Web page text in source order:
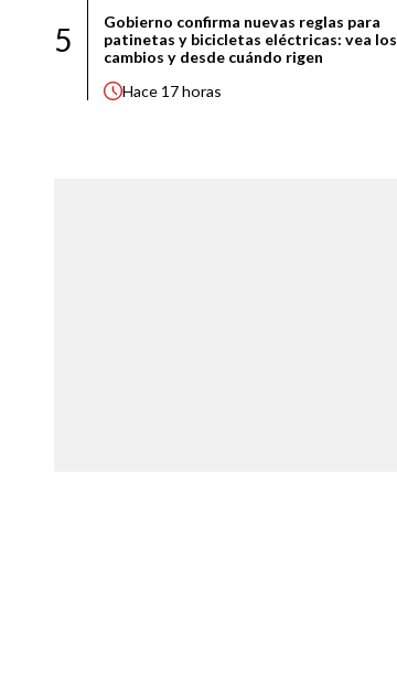
5
Gobierno confirma nuevas reglas para
patinetas y bicicletas eléctricas: vea los
cambios y desde cuándo rigen
Hace 17 horas